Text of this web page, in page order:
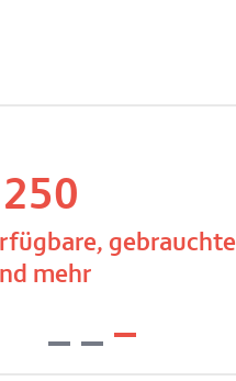
gebrauchte
mehr